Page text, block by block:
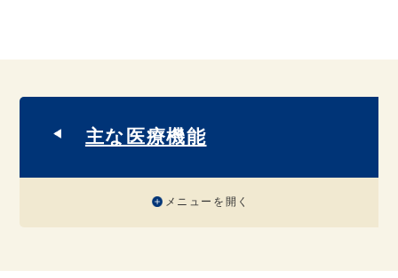
主な医療機能
メニューを開く